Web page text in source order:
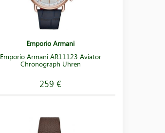
Emporio Armani
Emporio Armani AR11123 Aviator
Chronograph Uhren
259 €